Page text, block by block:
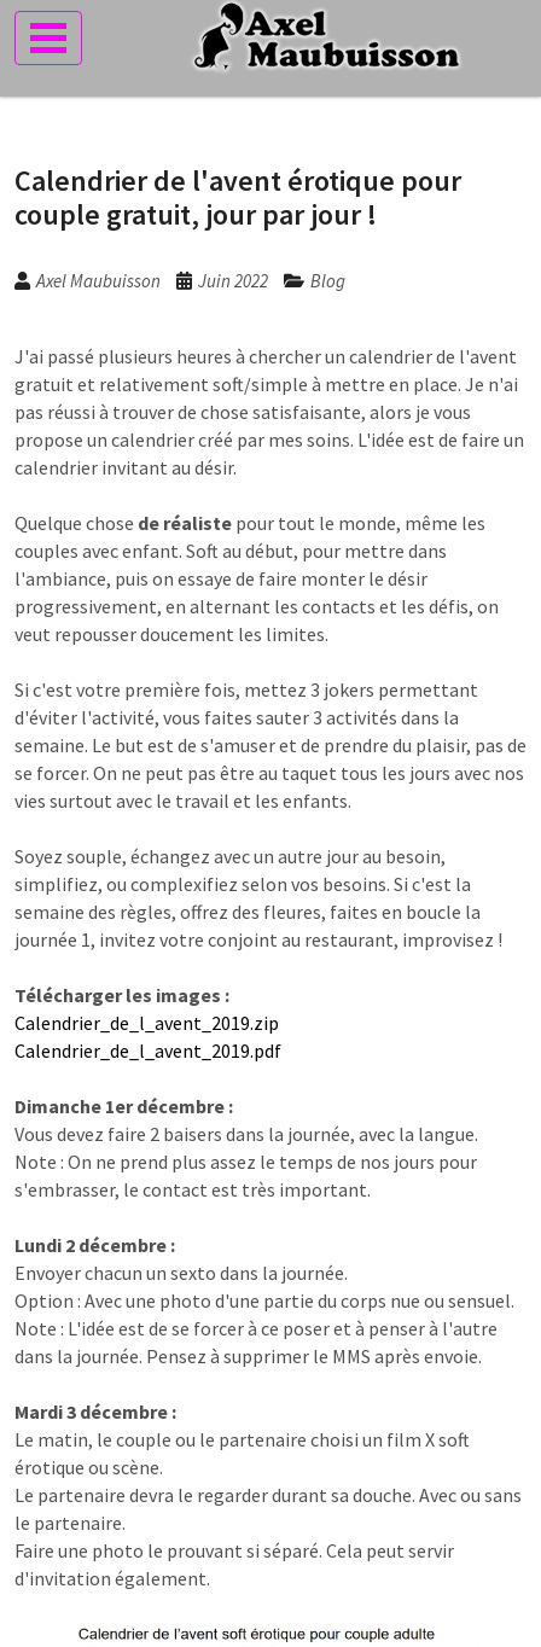
Calendrier de l'avent érotique pour
couple gratuit, jour par jour !
Axel Maubuisson Juin 2022 Blog
J'ai passé plusieurs heures à chercher un calendrier de l'avent
gratuit et relativement soft/simple à mettre en place. Je n'ai
pas réussi à trouver de chose satisfaisante, alors je vous
propose un calendrier créé par mes soins. L'idée est de faire un
calendrier invitant au désir.
Quelque chose de réaliste pour tout le monde, même les
couples avec enfant. Soft au début, pour mettre dans
l'ambiance, puis on essaye de faire monter le désir
progressivement, en alternant les contacts et les défis, on
veut repousser doucement les limites.
Si c'est votre première fois, mettez 3 jokers permettant
d'éviter l'activité, vous faites sauter 3 activités dans la
semaine. Le but est de s'amuser et de prendre du plaisir, pas de
se forcer. On ne peut pas être au taquet tous les jours avec nos
vies surtout avec le travail et les enfants.
Soyez souple, échangez avec un autre jour au besoin,
simplifiez, ou complexifiez selon vos besoins. Si c'est la
semaine des règles, offrez des fleures, faites en boucle la
journée 1, invitez votre conjoint au restaurant, improvisez !
Télécharger les images :
Calendrier_de_l_avent_2019.zip
Calendrier_de_l_avent_2019.pdf
Dimanche 1er décembre :
Vous devez faire 2 baisers dans la journée, avec la langue.
Note : On ne prend plus assez le temps de nos jours pour
s'embrasser, le contact est très important.
Lundi 2 décembre :
Envoyer chacun un sexto dans la journée.
Option : Avec une photo d'une partie du corps nue ou sensuel.
Note : L'idée est de se forcer à ce poser et à penser à l'autre
dans la journée. Pensez à supprimer le MMS après envoie.
Mardi 3 décembre :
Le matin, le couple ou le partenaire choisi un film X soft
érotique ou scène.
Le partenaire devra le regarder durant sa douche. Avec ou sans
le partenaire.
Faire une photo le prouvant si séparé. Cela peut servir
d'invitation également.